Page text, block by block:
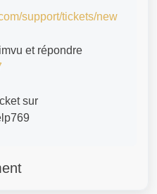
support/tickets/new
et répondre
sur